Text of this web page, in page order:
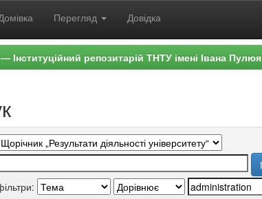
Перегляд Довідка
Інституційний репозитарій ТНТУ імені Івана Пулюя